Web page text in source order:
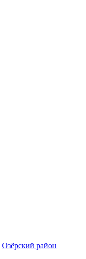
Озёрский район